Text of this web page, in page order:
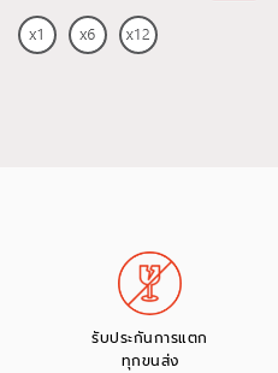
รับประกันการแตก
ทุกขนส่ง